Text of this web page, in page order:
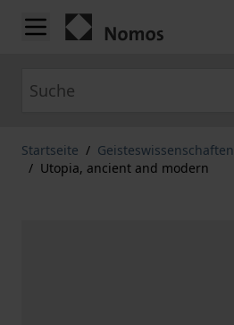
Zum Inhalt springen
Startseite / Geisteswissenschaften
/ Utopia, ancient and modern